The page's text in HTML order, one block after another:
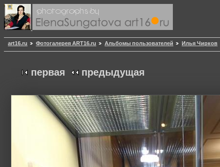
art16.ru Фотогалерея ART16.ru Альбомы пользователей Илья Чирков
первая предыдущая